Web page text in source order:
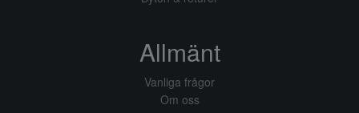
Allmänt
Vanliga frågor
Om oss